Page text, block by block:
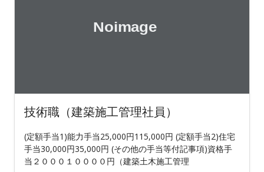
技術職（建築施工管理社員）
(定額手当1)能力手当25,000円115,000円 (定額手当2)住宅
手当30,000円35,000円 (その他の手当等付記事項)資格手
当２０００１００００円（建築土木施工管理